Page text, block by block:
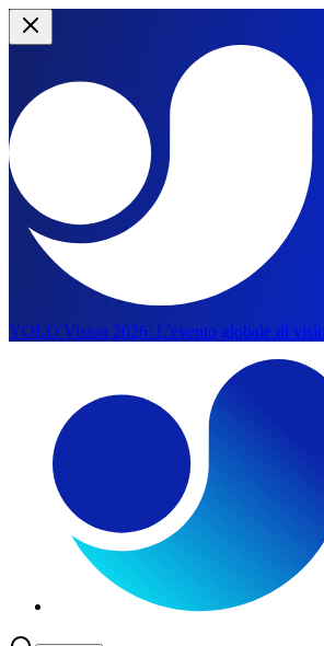
YOLO Vision 2026: L'evento globale di